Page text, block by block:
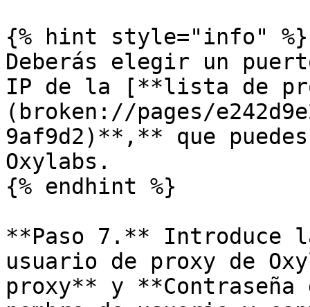
{% hint style="info" %}
Deberás elegir un
IP de la [**lista de
(broken://pages/
9af9d2)**,** que
Oxylabs.
{% endhint %}
**Paso 7.** Introduce
usuario de proxy de
proxy** y